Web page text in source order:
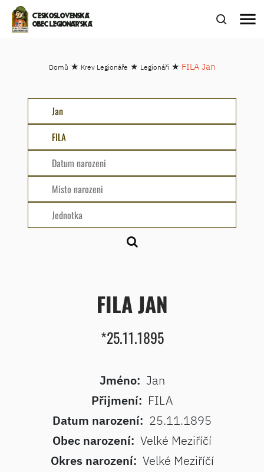
ČESKOSLOVENSKÁ
OBEC LEGIONÁŘSKÁ
menu
Domů ★ Krev Legionáře ★ Legionáři ★ FILA Jan
FILA JAN
*25.11.1895
Jméno: Jan
Přijmení: FILA
Datum narození: 25.11.1895
Obec narození: Velké Meziříčí
Okres narození: Velké Meziříčí